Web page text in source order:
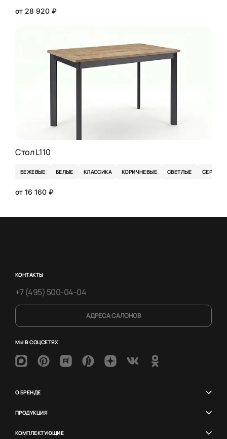
от 28 920 ₽
Стол L110
БЕЖЕВЫЕ БЕЛЫЕ КЛАССИКА КОРИЧНЕВЫЕ СВЕТЛЫЕ СЕРЫЕ
от 16 160 ₽
КОНТАКТЫ
+7 (495) 500-04-04
АДРЕСА САЛОНОВ
МЫ В СОЦСЕТЯХ
О БРЕНДЕ
ПРОДУКЦИЯ
КОМПЛЕКТУЮЩИЕ